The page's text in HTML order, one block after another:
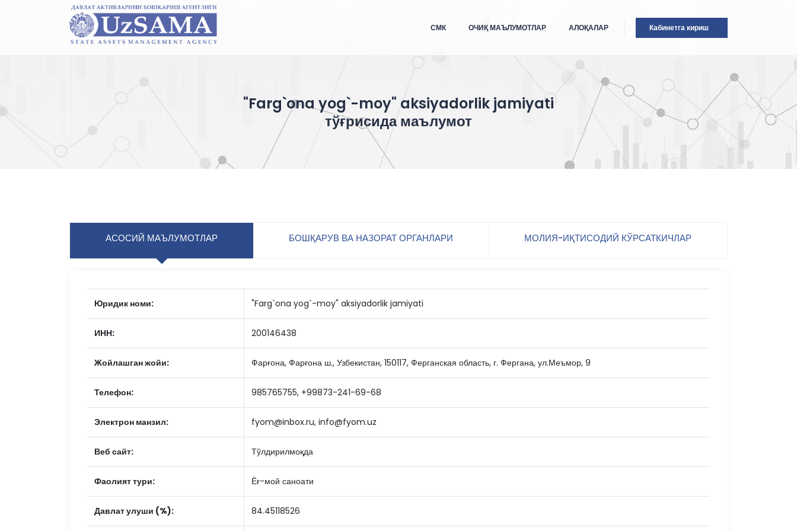
Кабинетга кириш
СМК ОЧИҚ МАЪЛУМОТЛАР АЛОҚАЛАР
"Farg`ona yog`-moy" aksiyadorlik jamiyati
тўғрисида маълумот
АСОСИЙ МАЪЛУМОТЛАР БОШҚАРУВ ВА НАЗОРАТ ОРГАНЛАРИ МОЛИЯ-ИҚТИСОДИЙ КЎРСАТКИЧЛАР
Юридик номи: "Farg`ona yog`-moy" aksiyadorlik jamiyati
ИНН: 200146438
Жойлашган жойи: Фарғона, Фарғона ш., Узбекистан, 150117, Ферганская область, г. Фергана, ул.Меъмор, 9
Телефон: 985765755, +99873-241-69-68
Электрон манзил: fyom@inbox.ru, info@fyom.uz
Веб сайт: Тўлдирилмоқда
Фаолият тури: Ёғ-мой саноати
Давлат улуши (%): 84.45118526